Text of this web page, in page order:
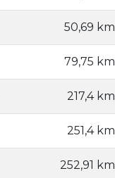
50,69 km
79,75 km
217,4 km
251,4 km
252,91 km